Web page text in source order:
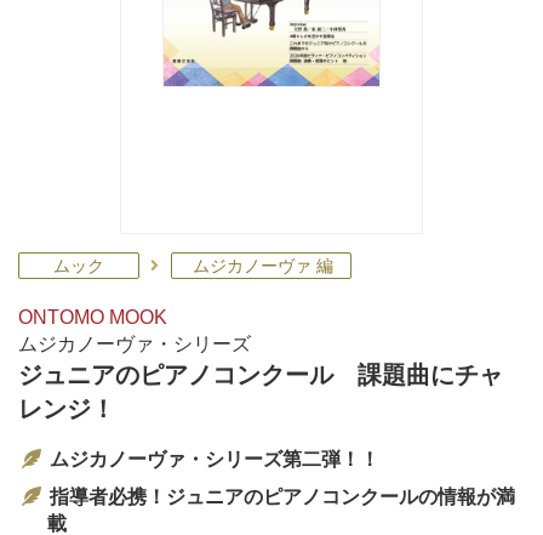
ムック ムジカノーヴァ 編
ONTOMO MOOK
ムジカノーヴァ・シリーズ
ジュニアのピアノコンクール 課題曲にチャ
レンジ！
ムジカノーヴァ・シリーズ第二弾！！
指導者必携！ジュニアのピアノコンクールの情報が満
載